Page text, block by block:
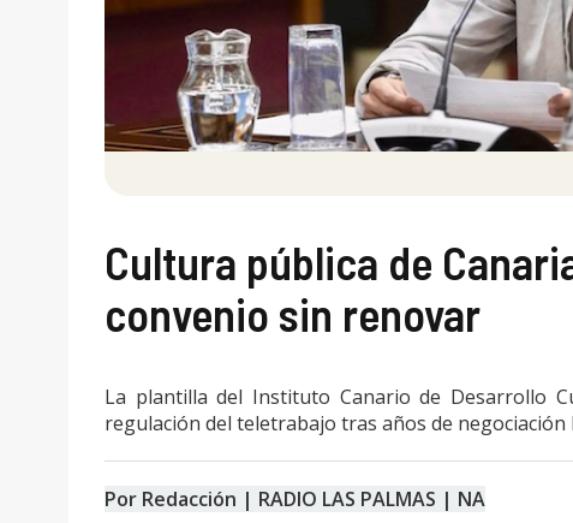
Cultura pública de
convenio sin renovar
La plantilla del Instituto Canario de Desarrollo
regulación del teletrabajo tras años de negociación
Por Redacción | RADIO LAS PALMAS | NA